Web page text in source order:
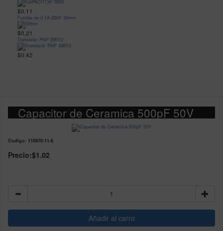
$0.11
Fusible de 0.1A 250V 30mm
$0.21
Transistor PNP S9012
$0.42
Capacitor de Ceramica 500pF 50V
Codigo: 110970-11-6
Precio:$1.02